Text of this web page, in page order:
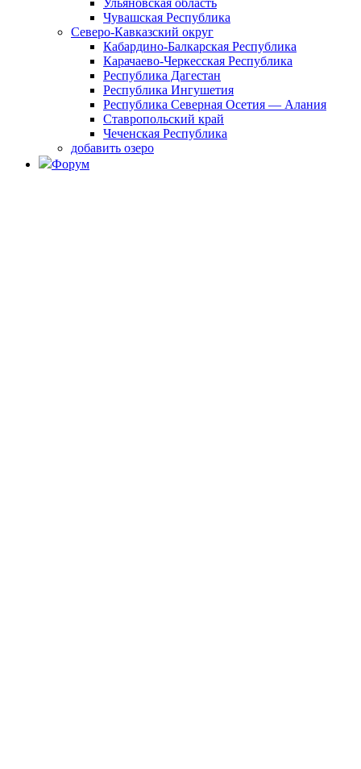
Ульяновская область
Чувашская Республика
Северо-Кавказский округ
Кабардино-Балкарская Республика
Карачаево-Черкесская Республика
Республика Дагестан
Республика Ингушетия
Республика Северная Осетия — Алания
Ставропольский край
Чеченская Республика
добавить озеро
Форум